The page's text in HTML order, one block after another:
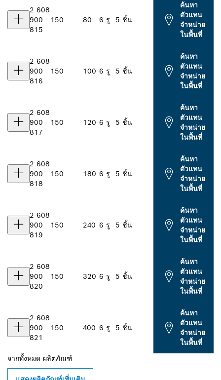
2 608
900
815
150 80 6 รู 5 ชิ้น
ค้นหา
ตัวแทน
จำหน่าย
ในพื้นที่
2 608
900
816
150 100 6 รู 5 ชิ้น
ค้นหา
ตัวแทน
จำหน่าย
ในพื้นที่
2 608
900
817
150 120 6 รู 5 ชิ้น
ค้นหา
ตัวแทน
จำหน่าย
ในพื้นที่
2 608
900
818
150 180 6 รู 5 ชิ้น
ค้นหา
ตัวแทน
จำหน่าย
ในพื้นที่
2 608
900
819
150 240 6 รู 5 ชิ้น
ค้นหา
ตัวแทน
จำหน่าย
ในพื้นที่
2 608
900
820
150 320 6 รู 5 ชิ้น
ค้นหา
ตัวแทน
จำหน่าย
ในพื้นที่
2 608
900
821
150 400 6 รู 5 ชิ้น
ค้นหา
ตัวแทน
จำหน่าย
ในพื้นที่
จากทั้งหมด ผลิตภัณฑ์